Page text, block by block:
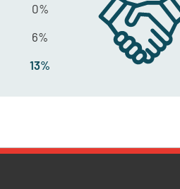
0%
6%
13%